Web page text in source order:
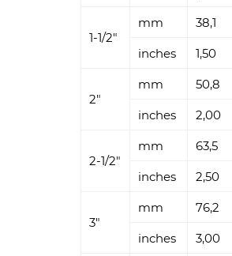
1-1/2"
mm 38,1
inches
1,50
2"
mm 50,8
inches
2,00
2-1/2"
mm 63,5
inches
2,50
3"
mm 76,2
inches
3,00